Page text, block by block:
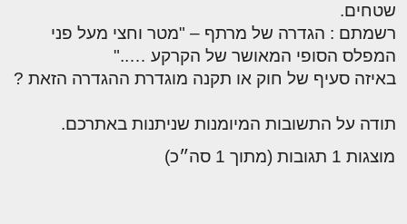
שטחים.
רשמתם : הגדרה של מרתף – "מטר וחצי מעל פני
המפלס הסופי המאושר של הקרקע ….."
באיזה סעיף של חוק או תקנה מוגדרת ההגדרה הזאת ?
תודה על התשובות המיומנות שניתנות באתרכם.
מוצגות 1 תגובות (מתוך 1 סה״כ)